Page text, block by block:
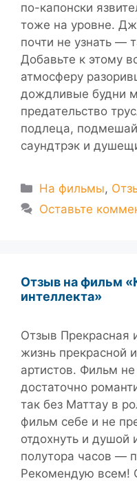
по-капонски
тоже на уровне.
почти не узнать —
Добавьте к этому
атмосферу
дождливые будни
предательство
подлеца,
саундтрэк и
Рубрики
На фильмы,
Оставьте
Отзыв на фильм
интеллекта»
Отзыв Прекрасная
жизнь прекрасной
артистов. Фильм
достаточно
так без Маттау в
фильм себе и не
отдохнуть и душой
полутора часов —
Рекомендую всем!